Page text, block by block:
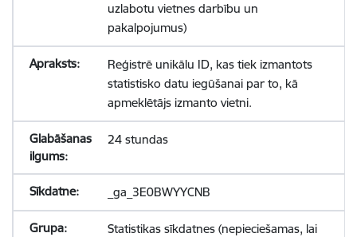
uzlabotu vietnes darbību un
pakalpojumus)
Reģistrē unikālu ID, kas tiek izmantots
statistisko datu iegūšanai par to, kā
apmeklētājs izmanto vietni.
24 stundas
_ga_3E0BWYYCNB
Statistikas sīkdatnes (nepieciešamas, lai